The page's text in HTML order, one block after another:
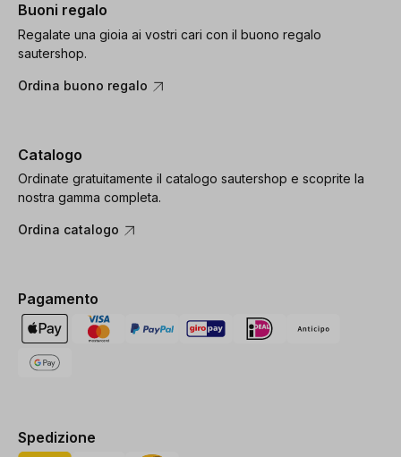
Buoni regalo
Regalate una gioia ai vostri cari con il buono regalo
sautershop.
Ordina buono regalo
Catalogo
Ordinate gratuitamente il catalogo sautershop e scoprite la
nostra gamma completa.
Ordina catalogo
Pagamento
Spedizione